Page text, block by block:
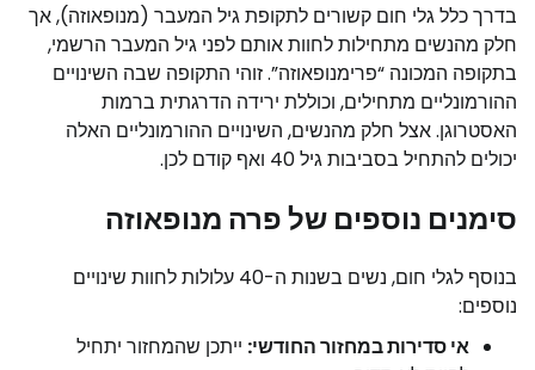
בדרך כלל גלי חום קשורים לתקופת גיל המעבר (מנופאוזה), אך
חלק מהנשים מתחילות לחוות אותם לפני גיל המעבר הרשמי,
בתקופה המכונה “פרימנופאוזה”. זוהי התקופה שבה השינויים
ההורמונליים מתחילים, וכוללת ירידה הדרגתית ברמות
האסטרוגן. אצל חלק מהנשים, השינויים ההורמונליים האלה
יכולים להתחיל בסביבות גיל 40 ואף קודם לכן.
סימנים נוספים של פרה מנופאוזה
בנוסף לגלי חום, נשים בשנות ה-40 עלולות לחוות שינויים
נוספים:
אי סדירות במחזור החודשי: ייתכן שהמחזור יתחיל